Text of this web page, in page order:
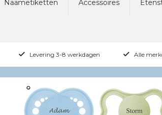
Naametiketten Accessoires
Levering 3-8 werkdagen Alle